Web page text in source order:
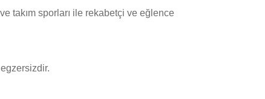
takım sporları ile rekabetçi ve eğlence